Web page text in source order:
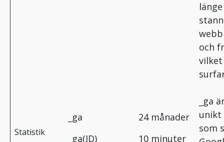
Statistik
_ga
_ga(ID)
24 månader
10 minuter
och
_ga
unikt
som